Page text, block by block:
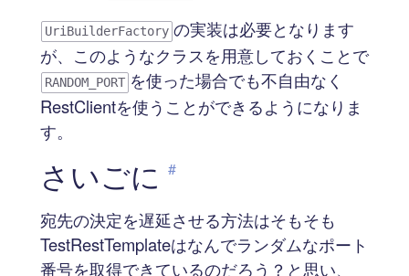
UriBuilderFactory の実装は必要となります
が、このようなクラスを用意しておくことで
RANDOM_PORT を使った場合でも不自由なく
RestClientを使うことができるようになりま
す。
さいごに #
宛先の決定を遅延させる方法はそもそも
TestRestTemplateはなんでランダムなポート
番号を取得できているのだろう？と思い、